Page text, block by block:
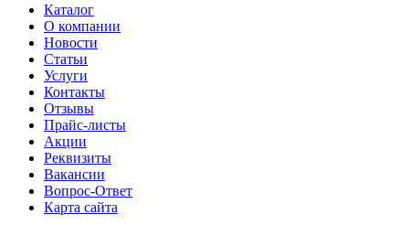
Каталог
О компании
Новости
Статьи
Услуги
Контакты
Отзывы
Прайс-листы
Акции
Реквизиты
Вакансии
Вопрос-Ответ
Карта сайта